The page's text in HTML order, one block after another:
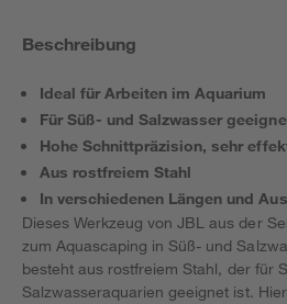
Beschreibung
Ideal für Arbeiten im Aquarium
Für Süß- und Salzwasser
Hohe Schnittpräzision, sehr
Aus rostfreiem Stahl
In verschiedenen Längen und
Dieses Werkzeug von JBL aus der
zum Aquascaping in Süß- und
besteht aus rostfreiem Stahl, der für
Salzwasseraquarien geeignet ist.